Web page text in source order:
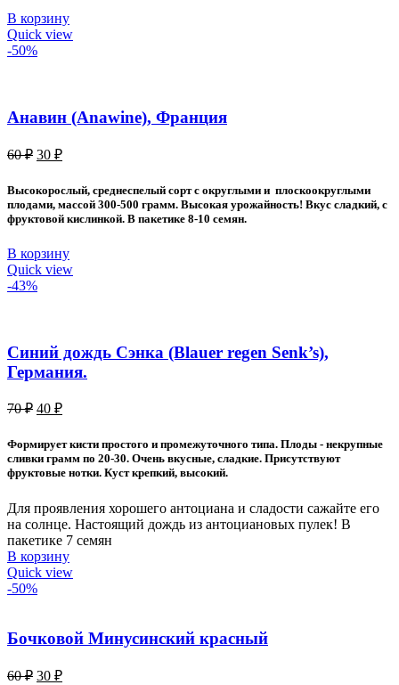
В корзину
Quick view
-50%
Анавин (Anawine), Франция
60₽ Первоначальная
составляла
60 ₽.
30 ₽Текущая
30 ₽.
Высокорослый, среднеспелый сорт с округлыми и плоскоокруглыми
плодами, массой 300-500 грамм. Высокая урожайность! Вкус сладкий, с
фруктовой кислинкой. В пакетике 8-10 семян.
В корзину
Quick view
-43%
Синий дождь Сэнка (Blauer regen Senk’s),
Германия.
70₽ Первоначальная
70 ₽.
40 ₽Текущая
40 ₽.
Формирует кисти простого и промежуточного типа. Плоды - некрупные
сливки грамм по 20-30. Очень вкусные, сладкие. Присутствуют
фруктовые нотки. Куст крепкий, высокий.
Для проявления хорошего антоциана и сладости сажайте его
на солнце. Настоящий дождь из антоциановых пулек! В
пакетике 7 семян
В корзину
Quick view
-50%
Бочковой Минусинский красный
60₽ Первоначальная
30 ₽Текущая